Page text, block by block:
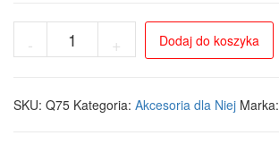
-
Ochraniacze
samochodowe
+ Dodaj do koszyka
SKU: Q75 Kategoria: Akcesoria dla Niej Marka: